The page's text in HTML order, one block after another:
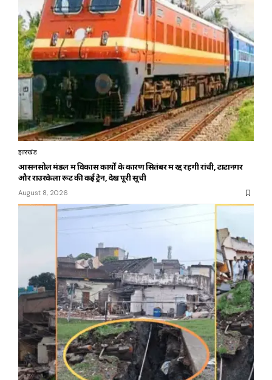
झारखंड
आसनसोल मंडल में विकास कार्यों के कारण सितंबर में रद्द रहेंगी रांची, टाटानगर
और राउरकेला रूट की कई ट्रेनें, देखें पूरी सूची
August 8, 2026